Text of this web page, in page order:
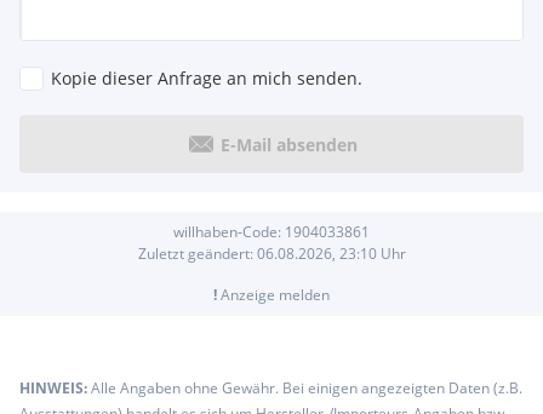
Kopie dieser Anfrage an mich senden.
E-Mail absenden
willhaben-Code: 1904033861
Zuletzt geändert: 06.08.2026, 23:10Uhr
!Anzeige melden
HINWEIS:Alle Angaben ohne Gewähr. Bei einigen angezeigten Daten (z.B.